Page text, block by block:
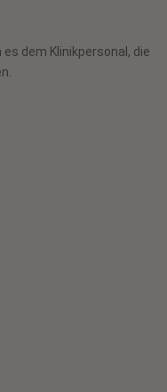
dem Klinikpersonal, die